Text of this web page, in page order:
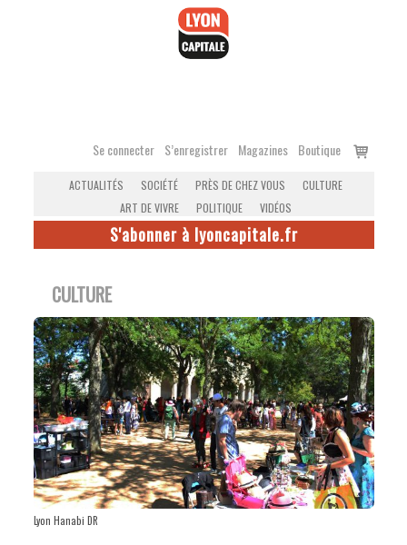
Se connecter S’enregistrer Magazines Boutique
Voir
ACTUALITÉS SOCIÉTÉ PRÈS DE CHEZ VOUS
CULTURE
ART DE VIVRE
POLITIQUE VIDÉOS
S'abonner à lyoncapitale.fr
CULTURE
Lyon Hanabi DR